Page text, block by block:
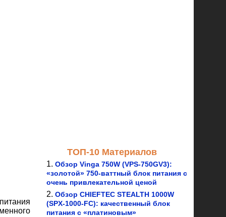
ТОП-10 Материалов
Обзор Vinga 750W (VPS-750GV3):
«золотой» 750-ваттный блок питания с
очень привлекательной ценой
Обзор CHIEFTEC STEALTH 1000W
(SPX-1000-FC): качественный блок
питания с «платиновым»